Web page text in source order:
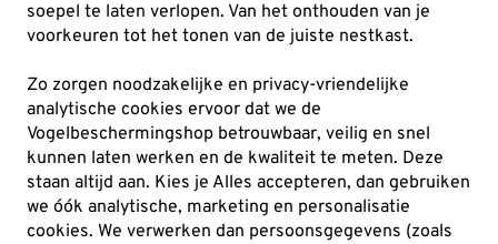
soepel te laten verlopen. Van het onthouden van je
voorkeuren tot het tonen van de juiste nestkast.
Zo zorgen noodzakelijke en privacy-vriendelijke
analytische cookies ervoor dat we de
Vogelbeschermingshop betrouwbaar, veilig en snel
kunnen laten werken en de kwaliteit te meten. Deze
staan altijd aan. Kies je Alles accepteren, dan gebruiken
we óók analytische, marketing en personalisatie
cookies. We verwerken dan persoonsgegevens (zoals
Cadeaus Servies en keuken